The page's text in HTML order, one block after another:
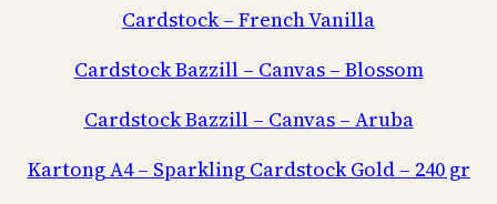
Cardstock – French Vanilla
Cardstock Bazzill – Canvas – Blossom
Cardstock Bazzill – Canvas – Aruba
Kartong A4 – Sparkling Cardstock Gold – 240 gr